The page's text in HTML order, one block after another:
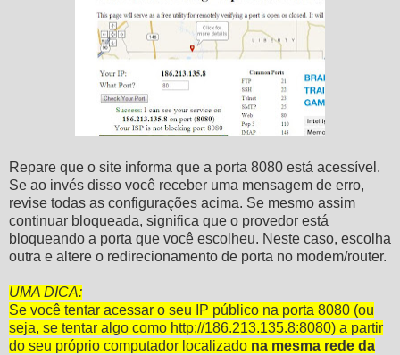
Repare que o site informa que a porta 8080 está acessível.
Se ao invés disso você receber uma mensagem de erro,
revise todas as configurações acima. Se mesmo assim
continuar bloqueada, significa que o provedor está
bloqueando a porta que você escolheu. Neste caso, escolha
outra e altere o redirecionamento de porta no modem/router.
UMA DICA:
Se você tentar acessar o seu IP público na porta 8080 (ou
seja, se tentar algo como http://186.213.135.8:8080) a partir
do seu próprio computador localizado na mesma rede da